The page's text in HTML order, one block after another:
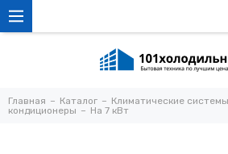
Главная Каталог Климатические системы
кондиционеры
На 7 кВт